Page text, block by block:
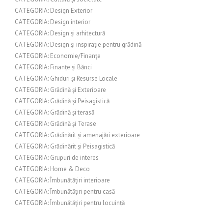
CATEGORIA: Design Exterior
CATEGORIA: Design interior
CATEGORIA: Design și arhitectură
CATEGORIA: Design și inspirație pentru grădină
CATEGORIA: Economie/Finanțe
CATEGORIA: Finanțe și Bănci
CATEGORIA: Ghiduri și Resurse Locale
CATEGORIA: Grădină și Exterioare
CATEGORIA: Grădină și Peisagistică
CATEGORIA: Grădină și terasă
CATEGORIA: Grădină și Terase
CATEGORIA: Grădinărit și amenajări exterioare
CATEGORIA: Grădinărit și Peisagistică
CATEGORIA: Grupuri de interes
CATEGORIA: Home & Deco
CATEGORIA: Îmbunătățiri interioare
CATEGORIA: Îmbunătățiri pentru casă
CATEGORIA: Îmbunătățiri pentru locuință